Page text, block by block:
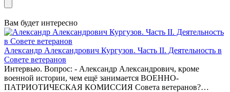
Вам будет интересно
Александр Александрович Кургузов. Часть II. Деятельность в
Совете ветеранов
Интервью. Вопрос: - Александр Александрович, кроме
военной истории, чем ещё занимается ВОЕННО-
ПАТРИОТИЧЕСКАЯ КОМИССИЯ Совета ветеранов?…